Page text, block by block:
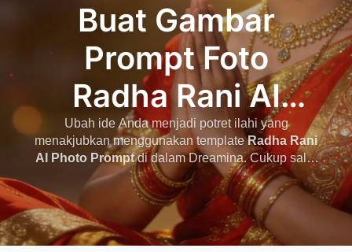
Buat Gambar
Prompt Foto
Radha Rani AI
yang Menakjubkan
dengan Dreamina
Ubah ide Anda menjadi potret ilahi yang
menakjubkan menggunakan templateRadha Rani
AI Photo Promptdi dalam Dreamina. Cukup salin
dan tempel petunjuk gaya Gemini yang sudah jadi
untuk menghasilkan gambar dewi sinematik dalam
hitungan detik - sempurna untuk media sosial,
pengeditan estetika, dan kreasi seni AI spiritual.
Tidak diperlukan keterampilan desain, cukup